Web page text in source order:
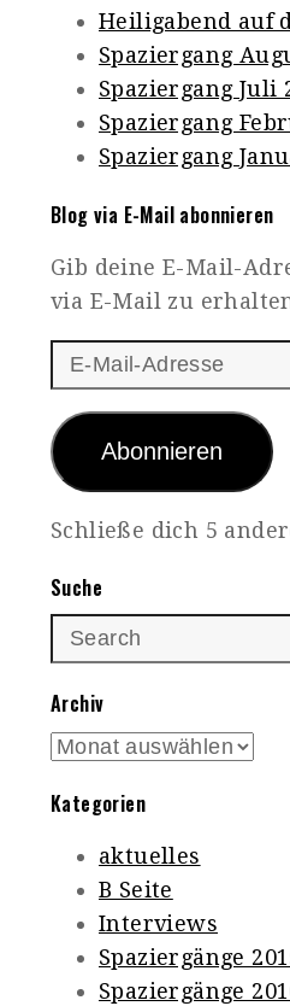
Heiligabend auf
Spaziergang
Spaziergang Juli
Spaziergang
Spaziergang
Blog via E-Mail abonnieren
Gib deine E-Mail-
via E-Mail zu
E-
Mail-
Adresse
Abonnieren
Schließe dich 5
Suche
Archiv
Archiv
Kategorien
aktuelles
B Seite
Interviews
Spaziergänge
Spaziergänge